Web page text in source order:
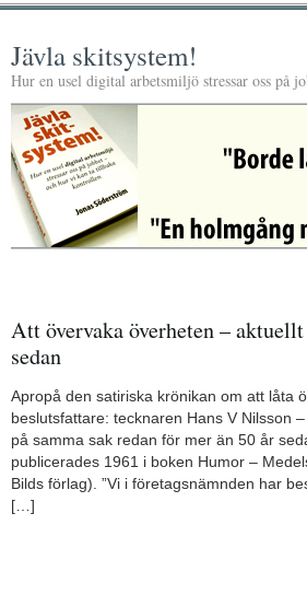
Jävla skitsystem!
Hur en usel digital arbetsmiljö stressar oss på
Att övervaka överheten –
sedan
Apropå den satiriska krönikan om att låta
beslutsfattare: tecknaren Hans V Nilsson
på samma sak redan för mer än 50 år
publicerades 1961 i boken Humor –
Bilds förlag). ”Vi i företagsnämnden har
[…]